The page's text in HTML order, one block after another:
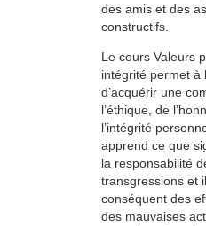
des amis et des
constructifs.
Le cours Valeurs
intégrité permet à
d’acquérir une
l’éthique, de
l’intégrité
apprend ce que
la responsabilité
transgressions et
conséquent des
des mauvaises